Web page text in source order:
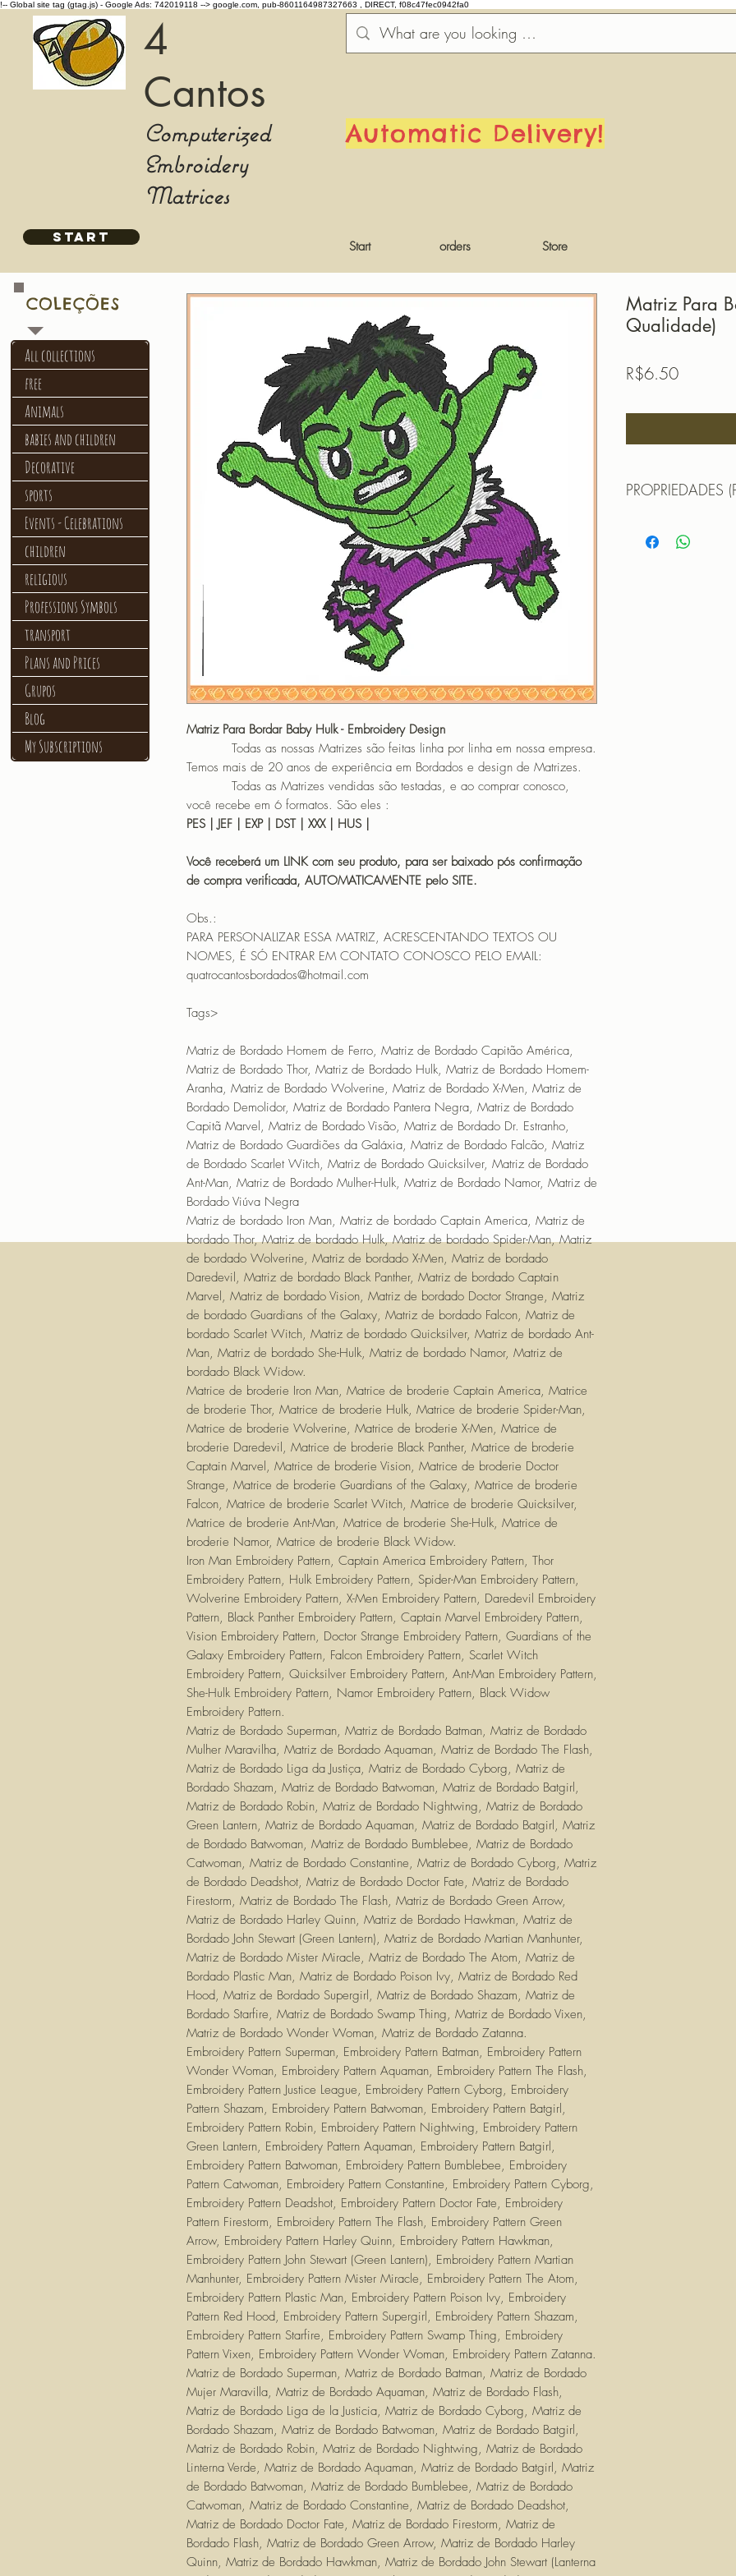
!-- Global site tag (gtag.js) - Google Ads: 742019118 --> google.com, pub-8601164987327663 , DIRECT, f08c47fec0942fa0
4
Cantos
Computerized
Embroidery
Matrices
Automatic Delivery!
START
Start orders Store
Matriz Para Bordar Baby Hulk - Embroidery Design
Todas as nossas Matrizes são feitas linha por linha em nossa empresa.
Temos mais de 20 anos de experiência em Bordados e design de Matrizes.
Todas as Matrizes vendidas são testadas, e ao comprar conosco,
você recebe em 6 formatos. São eles :
PES | JEF | EXP | DST | XXX | HUS |
Você receberá um LINK com seu produto, para ser baixado pós confirmação
de compra verificada, AUTOMATICAMENTE pelo SITE.
Obs.:
PARA PERSONALIZAR ESSA MATRIZ, ACRESCENTANDO TEXTOS OU
NOMES, É SÓ ENTRAR EM CONTATO CONOSCO PELO EMAIL:
quatrocantosbordados@hotmail.com
Tags>
Matriz de Bordado Homem de Ferro, Matriz de Bordado Capitão América,
Matriz de Bordado Thor, Matriz de Bordado Hulk, Matriz de Bordado Homem-
Aranha, Matriz de Bordado Wolverine, Matriz de Bordado X-Men, Matriz de
Bordado Demolidor, Matriz de Bordado Pantera Negra, Matriz de Bordado
Capitã Marvel, Matriz de Bordado Visão, Matriz de Bordado Dr. Estranho,
Matriz de Bordado Guardiões da Galáxia, Matriz de Bordado Falcão, Matriz
de Bordado Scarlet Witch, Matriz de Bordado Quicksilver, Matriz de Bordado
Ant-Man, Matriz de Bordado Mulher-Hulk, Matriz de Bordado Namor, Matriz de
Bordado Viúva Negra
Matriz de bordado Iron Man, Matriz de bordado Captain America, Matriz de
bordado Thor, Matriz de bordado Hulk, Matriz de bordado Spider-Man, Matriz
de bordado Wolverine, Matriz de bordado X-Men, Matriz de bordado
Daredevil, Matriz de bordado Black Panther, Matriz de bordado Captain
Marvel, Matriz de bordado Vision, Matriz de bordado Doctor Strange, Matriz
de bordado Guardians of the Galaxy, Matriz de bordado Falcon, Matriz de
bordado Scarlet Witch, Matriz de bordado Quicksilver, Matriz de bordado Ant-
Man, Matriz de bordado She-Hulk, Matriz de bordado Namor, Matriz de
bordado Black Widow.
Matrice de broderie Iron Man, Matrice de broderie Captain America, Matrice
de broderie Thor, Matrice de broderie Hulk, Matrice de broderie Spider-Man,
Matrice de broderie Wolverine, Matrice de broderie X-Men, Matrice de
broderie Daredevil, Matrice de broderie Black Panther, Matrice de broderie
Captain Marvel, Matrice de broderie Vision, Matrice de broderie Doctor
Strange, Matrice de broderie Guardians of the Galaxy, Matrice de broderie
Falcon, Matrice de broderie Scarlet Witch, Matrice de broderie Quicksilver,
Matrice de broderie Ant-Man, Matrice de broderie She-Hulk, Matrice de
broderie Namor, Matrice de broderie Black Widow.
Iron Man Embroidery Pattern, Captain America Embroidery Pattern, Thor
Embroidery Pattern, Hulk Embroidery Pattern, Spider-Man Embroidery Pattern,
Wolverine Embroidery Pattern, X-Men Embroidery Pattern, Daredevil Embroidery
Pattern, Black Panther Embroidery Pattern, Captain Marvel Embroidery Pattern,
Vision Embroidery Pattern, Doctor Strange Embroidery Pattern, Guardians of the
Galaxy Embroidery Pattern, Falcon Embroidery Pattern, Scarlet Witch
Embroidery Pattern, Quicksilver Embroidery Pattern, Ant-Man Embroidery Pattern,
She-Hulk Embroidery Pattern, Namor Embroidery Pattern, Black Widow
Embroidery Pattern.
Matriz de Bordado Superman, Matriz de Bordado Batman, Matriz de Bordado
Mulher Maravilha, Matriz de Bordado Aquaman, Matriz de Bordado The Flash,
Matriz de Bordado Liga da Justiça, Matriz de Bordado Cyborg, Matriz de
Bordado Shazam, Matriz de Bordado Batwoman, Matriz de Bordado Batgirl,
Matriz de Bordado Robin, Matriz de Bordado Nightwing, Matriz de Bordado
Green Lantern, Matriz de Bordado Aquaman, Matriz de Bordado Batgirl, Matriz
de Bordado Batwoman, Matriz de Bordado Bumblebee, Matriz de Bordado
Catwoman, Matriz de Bordado Constantine, Matriz de Bordado Cyborg, Matriz
de Bordado Deadshot, Matriz de Bordado Doctor Fate, Matriz de Bordado
Firestorm, Matriz de Bordado The Flash, Matriz de Bordado Green Arrow,
Matriz de Bordado Harley Quinn, Matriz de Bordado Hawkman, Matriz de
Bordado John Stewart (Green Lantern), Matriz de Bordado Martian Manhunter,
Matriz de Bordado Mister Miracle, Matriz de Bordado The Atom, Matriz de
Bordado Plastic Man, Matriz de Bordado Poison Ivy, Matriz de Bordado Red
Hood, Matriz de Bordado Supergirl, Matriz de Bordado Shazam, Matriz de
Bordado Starfire, Matriz de Bordado Swamp Thing, Matriz de Bordado Vixen,
Matriz de Bordado Wonder Woman, Matriz de Bordado Zatanna.
Embroidery Pattern Superman, Embroidery Pattern Batman, Embroidery Pattern
Wonder Woman, Embroidery Pattern Aquaman, Embroidery Pattern The Flash,
Embroidery Pattern Justice League, Embroidery Pattern Cyborg, Embroidery
Pattern Shazam, Embroidery Pattern Batwoman, Embroidery Pattern Batgirl,
Embroidery Pattern Robin, Embroidery Pattern Nightwing, Embroidery Pattern
Green Lantern, Embroidery Pattern Aquaman, Embroidery Pattern Batgirl,
Embroidery Pattern Batwoman, Embroidery Pattern Bumblebee, Embroidery
Pattern Catwoman, Embroidery Pattern Constantine, Embroidery Pattern Cyborg,
Embroidery Pattern Deadshot, Embroidery Pattern Doctor Fate, Embroidery
Pattern Firestorm, Embroidery Pattern The Flash, Embroidery Pattern Green
Arrow, Embroidery Pattern Harley Quinn, Embroidery Pattern Hawkman,
Embroidery Pattern John Stewart (Green Lantern), Embroidery Pattern Martian
Manhunter, Embroidery Pattern Mister Miracle, Embroidery Pattern The Atom,
Embroidery Pattern Plastic Man, Embroidery Pattern Poison Ivy, Embroidery
Pattern Red Hood, Embroidery Pattern Supergirl, Embroidery Pattern Shazam,
Embroidery Pattern Starfire, Embroidery Pattern Swamp Thing, Embroidery
Pattern Vixen, Embroidery Pattern Wonder Woman, Embroidery Pattern Zatanna.
Matriz de Bordado Superman, Matriz de Bordado Batman, Matriz de Bordado
Mujer Maravilla, Matriz de Bordado Aquaman, Matriz de Bordado Flash,
Matriz de Bordado Liga de la Justicia, Matriz de Bordado Cyborg, Matriz de
Bordado Shazam, Matriz de Bordado Batwoman, Matriz de Bordado Batgirl,
Matriz de Bordado Robin, Matriz de Bordado Nightwing, Matriz de Bordado
Linterna Verde, Matriz de Bordado Aquaman, Matriz de Bordado Batgirl, Matriz
de Bordado Batwoman, Matriz de Bordado Bumblebee, Matriz de Bordado
Catwoman, Matriz de Bordado Constantine, Matriz de Bordado Deadshot,
Matriz de Bordado Doctor Fate, Matriz de Bordado Firestorm, Matriz de
Bordado Flash, Matriz de Bordado Green Arrow, Matriz de Bordado Harley
Quinn, Matriz de Bordado Hawkman, Matriz de Bordado John Stewart (Lanterna
Matriz Para
Qualidade)
R$6.50Price
PROPRIEDADES
PONTOS
All collections
free
Animals
babies and children
Decorative
sports
Events - Celebrations
children
religious
Professions Symbols
transport
Plans and Prices
Grupos
Blog
My Subscriptions
COLEÇÕES